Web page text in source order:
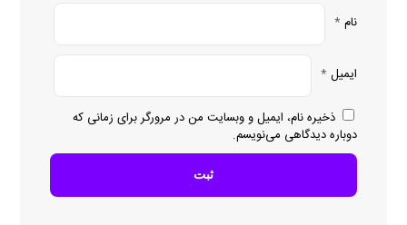
نام *
ایمیل *
ذخیره نام، ایمیل و وبسایت من در مرورگر برای زمانی که
دوباره دیدگاهی می‌نویسم.